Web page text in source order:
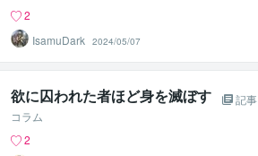
2
IsamuDark 2024/05/07
欲に囚われた者ほど身を滅ぼす
記事
コラム
2